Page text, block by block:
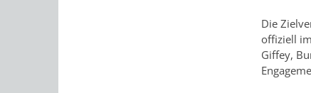
Die
offiziell
Giffey,